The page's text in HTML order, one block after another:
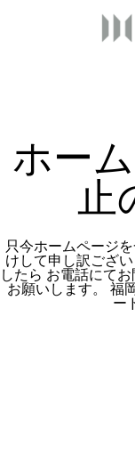
ホー
止
只今ホームページ
けして申し訳ござ
したら お電話にて
お願いします。 福
ー